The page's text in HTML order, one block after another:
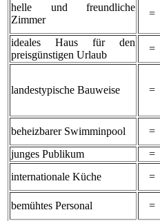
helle und freundliche
Zimmer
=
ideales Haus für den
preisgünstigen Urlaub
=
landestypische Bauweise =
beheizbarer Swimminpool
=
junges Publikum
=
internationale Küche
=
bemühtes Personal
=